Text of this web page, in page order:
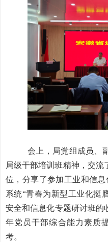
会上，局党组成员、
局级干部培训班精神，交流
位，分享了参加工业和信
系统“青春为新型工业化挺
安全和信息化专题研讨班的
年党员干部综合能力素质
考。